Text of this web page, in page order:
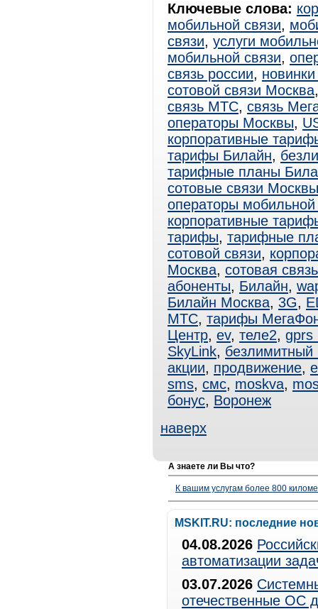
Ключевые слова:
мобильной связи,
связи, услуги
мобильной связи,
связь россии,
сотовой связи Москва
связь МТС, связь
операторы Москвы,
корпоративные
тарифы Билайн,
тарифные планы
сотовые связи Москвы
операторы мобильной
корпоративные
тарифы, тарифные
сотовой связи,
Москва, сотовая
абоненты, Билайн,
Билайн Москва, 3G,
МТС, тарифы
Центр, ev, теле2, gprs
SkyLink, безлимитный
акции, продвижение,
sms, смс, moskva,
бонус, Воронеж
наверх
А знаете ли Вы что?
К вашим услугам более 800
MSKIT.RU: последние
04.08.2026
автоматизации
03.07.2026
отечественные ОС